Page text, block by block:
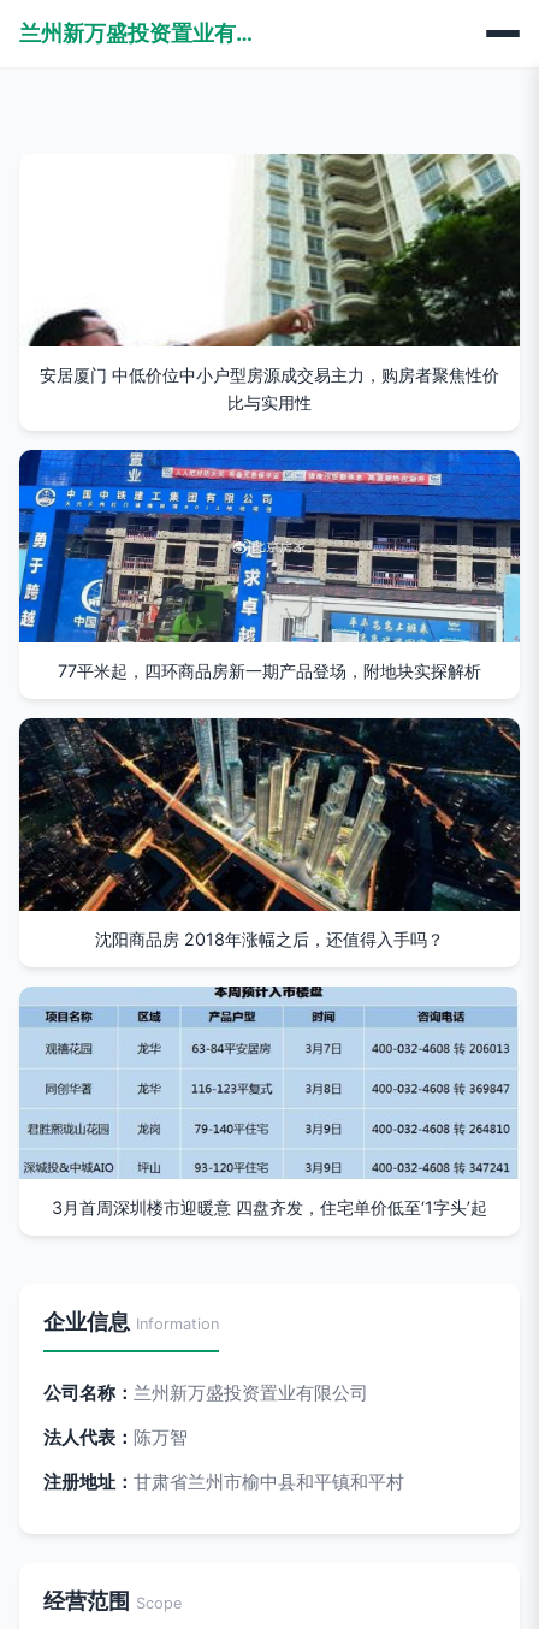
兰州新万盛投资置业有限公司
安居厦门 中低价位中小户型房源成交易主力，购房者聚焦性价
比与实用性
77平米起，四环商品房新一期产品登场，附地块实探解析
沈阳商品房 2018年涨幅之后，还值得入手吗？
3月首周深圳楼市迎暖意 四盘齐发，住宅单价低至‘1字头’起
企业信息 Information
公司名称： 兰州新万盛投资置业有限公司
法人代表： 陈万智
注册地址： 甘肃省兰州市榆中县和平镇和平村
经营范围 Scope